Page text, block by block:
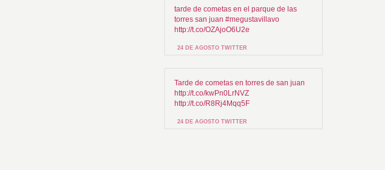
tarde de cometas en el parque de las
torres san juan #megustavillavo
http://t.co/OZAjoO6U2e
24 DE AGOSTO TWITTER
Tarde de cometas en torres de san juan
http://t.co/kwPn0LrNVZ
http://t.co/R8Rj4Mqq5F
24 DE AGOSTO TWITTER